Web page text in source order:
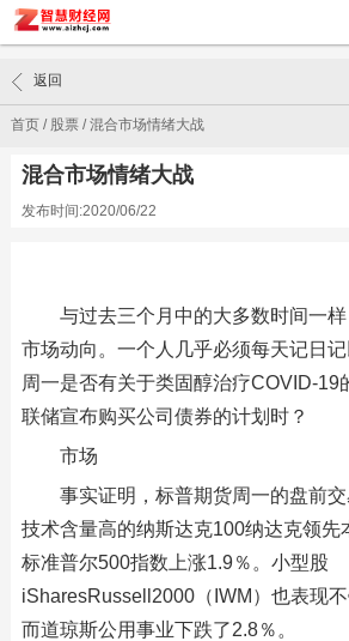
首页/ 股票/混合市场情绪大战
返回
混合市场情绪大战
发布时间:2020/06/22
与过去三个月中的大多数时间一
市场动向。一个人几乎必须每天记日记
周一是否有关于类固醇治疗COVID-19
联储宣布购买公司债券的计划时？
市场
事实证明，标普期货周一的盘前交
技术含量高的纳斯达克100纳达克领先
标准普尔500指数上涨1.9％。小型股
iSharesRussell2000（IWM）也表现不
而道琼斯公用事业下跌了2.8％。